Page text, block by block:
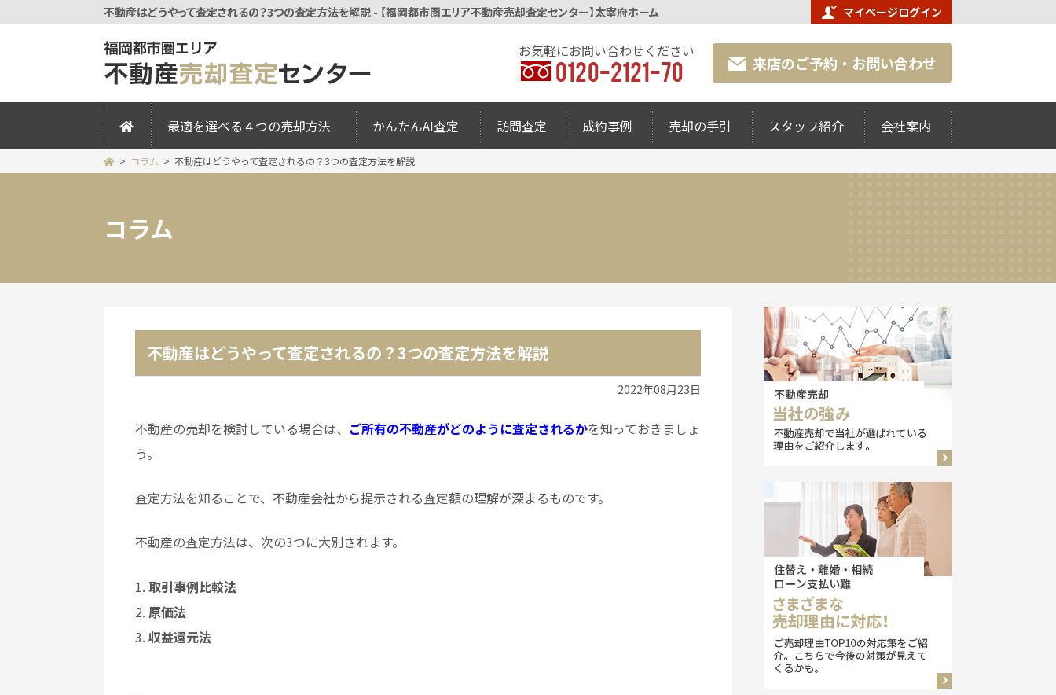
不動産はどうやって査定されるの？3つの査定方法を解説 - 【福岡都市圏エリア不動産売却査定センター】太宰府ホーム マイページログイン
お気軽にお問い合わせください
0120-2121-70 来店のご予約・お問い合わせ
最適を選べる４つの売却方法 かんたんAI査定 訪問査定 成約事例 売却の手引 スタッフ紹介 会社案内
コラム 不動産はどうやって査定されるの？3つの査定方法を解説
コラム
不動産はどうやって査定されるの？3つの査定方法を解説
2022年08月23日
不動産の売却を検討している場合は、 ご所有の不動産がどのように査定されるかを知っておきましょ
う。
査定方法を知ることで、不動産会社から提示される査定額の理解が深まるものです。
不動産の査定方法は、次の3つに大別されます。
取引事例比較法
原価法
収益還元法